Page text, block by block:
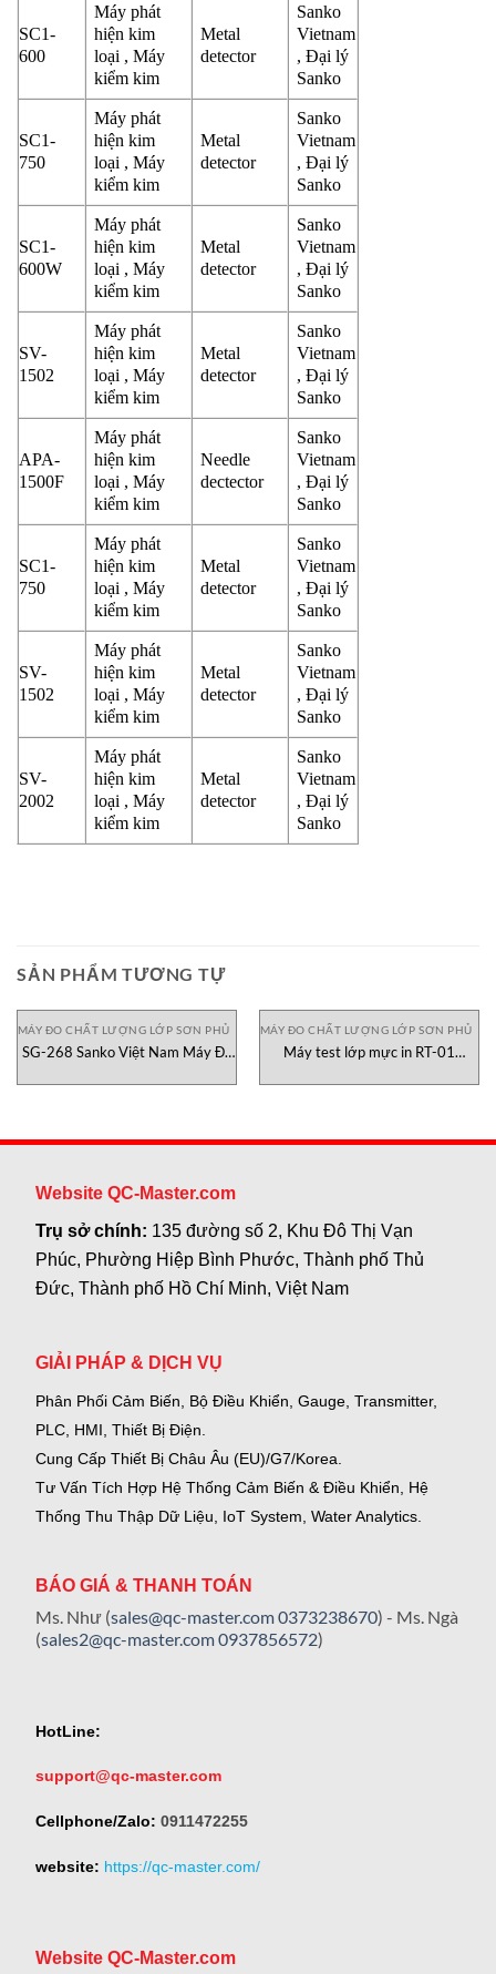
SC1-
600
Máy phát
hiện kim
loại , Máy
kiểm kim
Metal
detector
Sanko
Vietnam
, Đại lý
Sanko
SC1-
750
Máy phát
hiện kim
loại , Máy
kiểm kim
Metal
detector
Sanko
Vietnam
, Đại lý
Sanko
SC1-
600W
Máy phát
hiện kim
loại , Máy
kiểm kim
Metal
detector
Sanko
Vietnam
, Đại lý
Sanko
SV-
1502
Máy phát
hiện kim
loại , Máy
kiểm kim
Metal
detector
Sanko
Vietnam
, Đại lý
Sanko
APA-
1500F
Máy phát
hiện kim
loại , Máy
kiểm kim
Needle
dectector
Sanko
Vietnam
, Đại lý
Sanko
SC1-
750
Máy phát
hiện kim
loại , Máy
kiểm kim
Metal
detector
Sanko
Vietnam
, Đại lý
Sanko
SV-
1502
Máy phát
hiện kim
loại , Máy
kiểm kim
Metal
detector
Sanko
Vietnam
, Đại lý
Sanko
SV-
2002
Máy phát
hiện kim
loại , Máy
kiểm kim
Metal
detector
Sanko
Vietnam
, Đại lý
Sanko
SẢN PHẨM TƯƠNG TỰ
MÁY ĐO CHẤT LƯỢNG LỚP SƠN PHỦ
SG-268 Sanko Việt Nam Máy Đo
MÁY ĐO CHẤT LƯỢNG LỚP SƠN PHỦ
Máy test lớp mực in RT-01
Website QC-Master.com
Trụ sở chính: 135 đường số 2, Khu Đô Thị Vạn
Phúc, Phường Hiệp Bình Phước, Thành phố Thủ
Đức, Thành phố Hồ Chí Minh, Việt Nam
GIẢI PHÁP & DỊCH VỤ
Phân Phối Cảm Biến, Bộ Điều Khiển, Gauge, Transmitter,
PLC, HMI, Thiết Bị Điện.
Cung Cấp Thiết Bị Châu Âu (EU)/G7/Korea.
Tư Vấn Tích Hợp Hệ Thống Cảm Biến & Điều Khiển, Hệ
Thống Thu Thập Dữ Liệu, IoT System, Water Analytics.
BÁO GIÁ & THANH TOÁN
Ms. Như (sales@qc-master.com0373238670) - Ms. Ngà
(sales2@qc-master.com0937856572)
HotLine:
support@qc-master.com
Cellphone/Zalo: 0911472255
website: https://qc-master.com/
Website QC-Master.com